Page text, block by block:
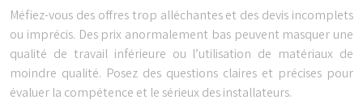
Méfiez-vous des offres trop alléchantes et des devis incomplets
ou imprécis. Des prix anormalement bas peuvent masquer une
qualité de travail inférieure ou l’utilisation de matériaux de
moindre qualité. Posez des questions claires et précises pour
évaluer la compétence et le sérieux des installateurs.